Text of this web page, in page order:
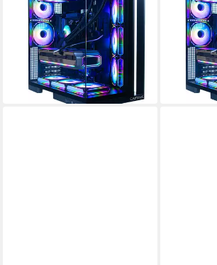
Intel Core i9 Prozessor
GeForce® RTX™ 5090 32 GB
128 GB DDR5 Arbeitsspeicher
ab 7.708,80 € UVP
8.299,00 €
223,81 €mtl. in 48 Raten
in 3-4 Werktagen bei dir
Intel Core i9
GeForce®
128 GB
7.887,00
228,98 €
in 2-3